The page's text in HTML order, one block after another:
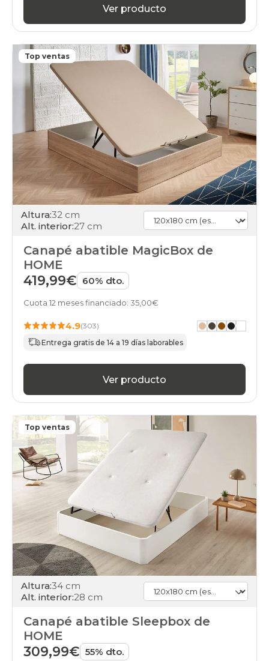
Ver producto
Top ventas
Altura:32 cm
Alt. interior:27 cm
Canapé abatible MagicBox de
HOME
419,99€ 60% dto.
Cuota 12 meses financiado: 35,00€
4.9(303)
Entrega gratis de 14 a 19 días laborables
Ver producto
Top ventas
Altura:34 cm
Alt. interior:28 cm
Canapé abatible Sleepbox de
HOME
309,99€ 55% dto.